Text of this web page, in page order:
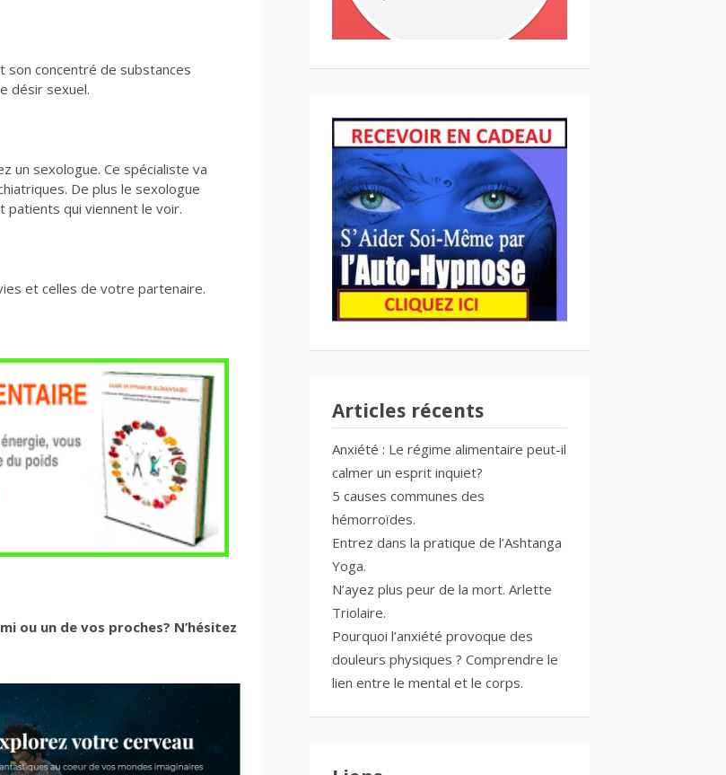
son concentré de substances
désir sexuel.
un sexologue. Ce spécialiste va
De plus le sexologue
patients qui viennent le voir.
et celles de votre partenaire.
ou un de vos proches? N’hésitez
Articles récents
Anxiété : Le régime alimentaire peut-il
calmer un esprit inquiet?
5 causes communes des
hémorroïdes.
Entrez dans la pratique de l’Ashtanga
Yoga.
N’ayez plus peur de la mort. Arlette
Triolaire.
Pourquoi l’anxiété provoque des
douleurs physiques ? Comprendre le
lien entre le mental et le corps.